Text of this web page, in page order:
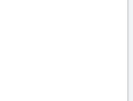
slon-tor-ssylka-